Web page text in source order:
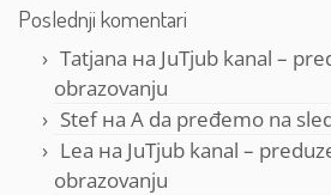
Poslednji komentari
Tatjana на JuTjub kanal –
obrazovanju
Stefна A da pređemo na
Lea на JuTjub kanal –
obrazovanju